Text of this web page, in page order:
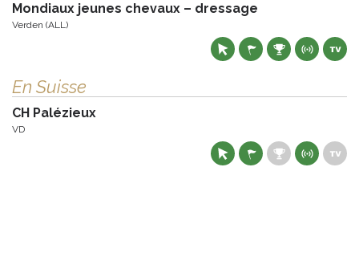
Mondiaux jeunes chevaux – dressage
Verden (ALL)
En Suisse
CH Palézieux
VD